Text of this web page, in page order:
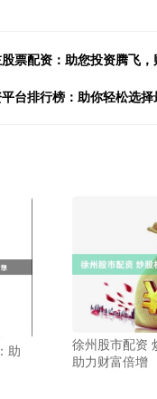
票配资：助您投资腾飞
台排行榜：助你轻松选
助
徐州股市配资
助力财富倍增